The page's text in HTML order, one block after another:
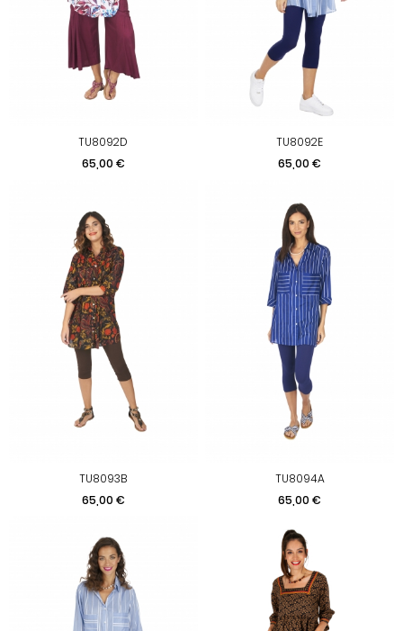
TU8092D
Prix
65,00 €
TU8092E
Prix
65,00 €
TU8093B
Prix
65,00 €
TU8094A
Prix
65,00 €